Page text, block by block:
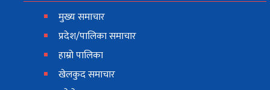
मुख्य समाचार
प्रदेश/पालिका समाचार
हाम्रो पालिका
खेलकुद समाचार